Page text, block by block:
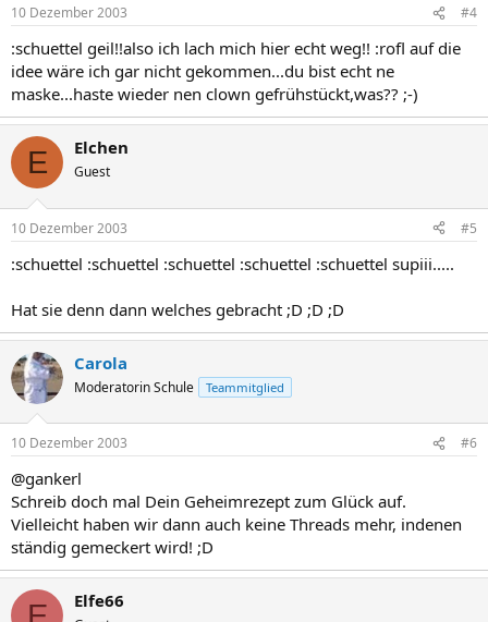
10 Dezember 2003 #4
:schuettel geil!!also ich lach mich hier echt weg!! :rofl auf die
idee wäre ich gar nicht gekommen...du bist echt ne
maske...haste wieder nen clown gefrühstückt,was?? ;-)
E Elchen
Guest
10 Dezember 2003 #5
:schuettel :schuettel :schuettel :schuettel :schuettel supiii.....
Hat sie denn dann welches gebracht ;D ;D ;D
Carola
Moderatorin Schule Teammitglied
10 Dezember 2003 #6
@gankerl
Schreib doch mal Dein Geheimrezept zum Glück auf.
Vielleicht haben wir dann auch keine Threads mehr, indenen
ständig gemeckert wird! ;D
E Elfe66